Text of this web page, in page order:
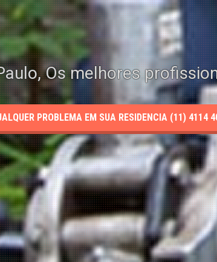
Os melhores
PROBLEMA EM SUA RESIDENCIA (11)